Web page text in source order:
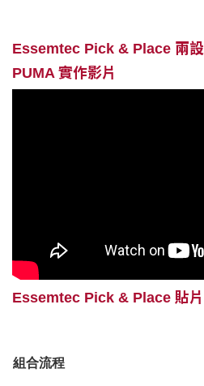
Essemtec Pick & Place 兩
PUMA 實作影片
Essemtec Pick & Place 貼
組合流程